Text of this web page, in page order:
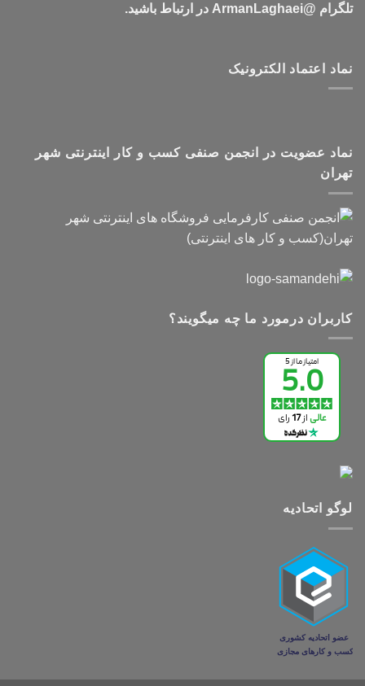
تلگرام @ArmanLaghaei در ارتباط باشید.
نماد اعتماد الکترونیک
نماد عضویت در انجمن صنفی کسب و کار اینترنتی شهر
تهران
کاربران درمورد ما چه میگویند؟
لوگو اتحادیه